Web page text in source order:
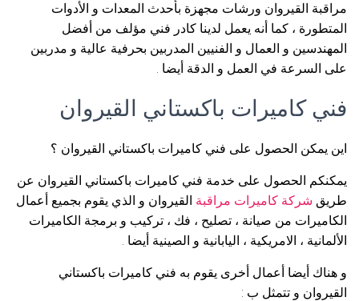
مراقبة القيروان ورشات مجهزة بأحدث المعدات و الأدوات
المتطورة ، كما أنه يعمل لدينا كادر فني مؤلف من أفضل
المهندسين و العمال و الفنيين المدربين بحرفية عالية و مدربين
على السرعة في العمل و الدقة أيضا .
فني كاميرات باكستاني القيروان
اين يمكن الحصول على فني كاميرات باكستاني القيروان ؟
يمكنكم الحصول على خدمة فني كاميرات باكستاني القيروان عن
طريق شركة كاميرات مراقبة القيروان و الذي يقوم بجميع أعمال
الكاميرات من صيانة ، تصليح ، فك ، تركيب و برمجة الكاميرات
الألمانية ، الامريكية ، اليابانية و الصينية أيضا .
و هناك أيضا أعمال أخرى يقوم به فني كاميرات باكستاني
القيروان و تتمثل ب :